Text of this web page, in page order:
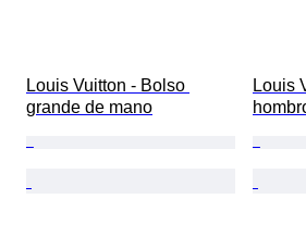
Louis Vuitton - Bolso
grande de mano
Louis